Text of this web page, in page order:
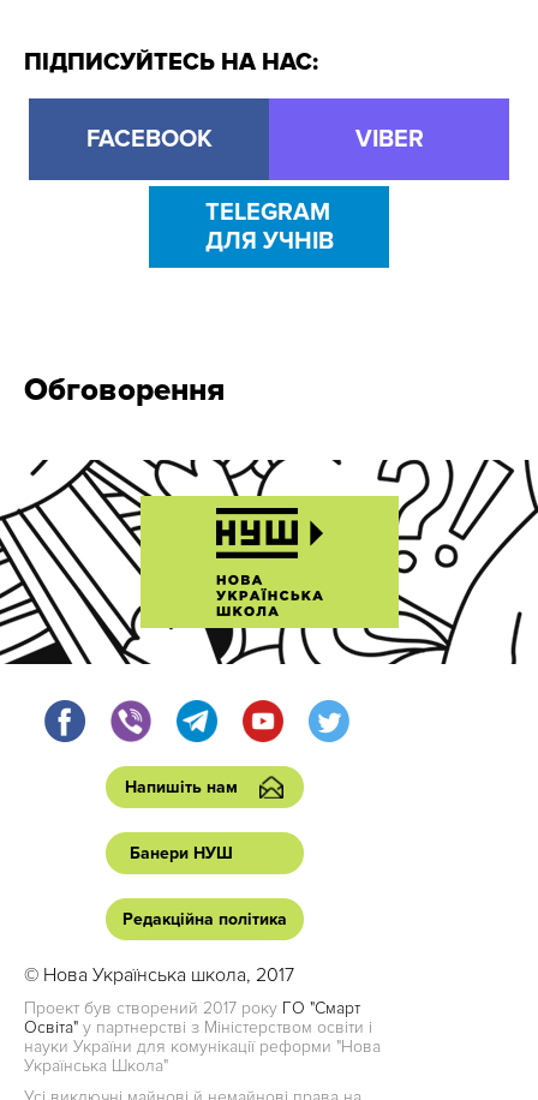
ПІДПИСУЙТЕСЬ НА НАС:
FACEBOOK VIBER
TELEGRAM
ДЛЯ УЧНІВ
Обговорення
Напишіть нам
Банери НУШ
Редакційна політика
© Нова Українська школа, 2017
Проект був створений 2017 року ГО "Смарт
Освіта" у партнерстві з Міністерством освіти і
науки України для комунікації реформи "Нова
Українська Школа"